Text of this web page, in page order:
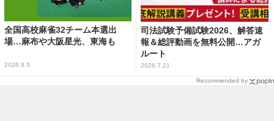
全国高校麻雀32チーム本選出
場…麻布や大阪星光、東海も
2026.8.5
司法試験予備試験2026、解答速
報＆総評動画を無料公開…アガ
ルート
2026.7.21
Recommended by